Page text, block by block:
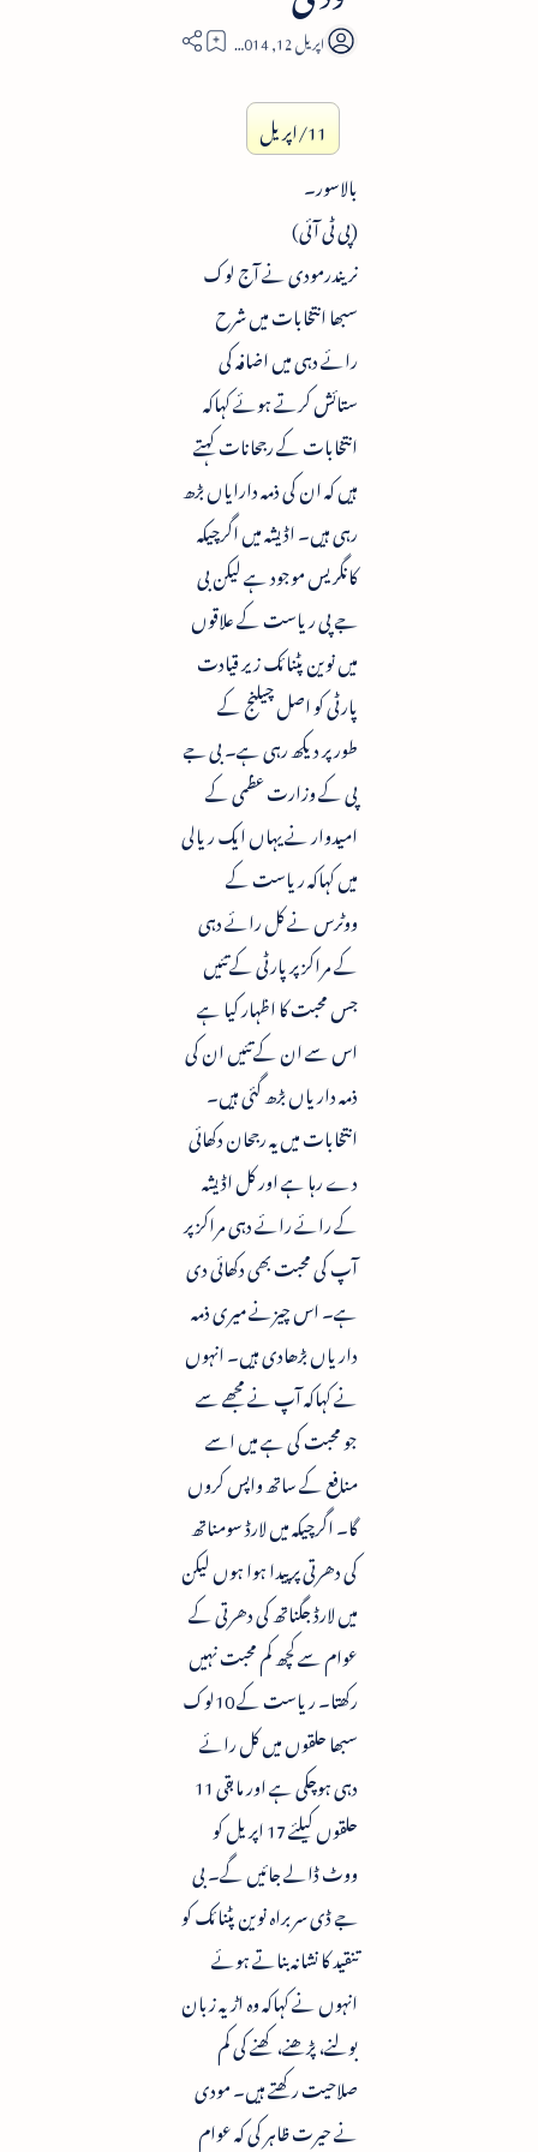
3
11/اپریل
بالاسور۔
(پی ٹی آئی)
نریندرمودی نے آج لوک
سبھا انتخابات میں شرح
رائے دہی میں اضافہ کی
ستائش کرتے ہوئے کہاکہ
انتخابات کے رجحانات کہتے
ہیں کہ ان کی ذمہ دارایاں بڑھ
رہی ہیں۔ اڈیشہ میں اگرچیکہ
کانگریس موجود ہے لیکن بی
جے پی ریاست کے علاقوں
میں نوین پٹنائک زیر قیادت
پارٹی کو اصل چیلنج کے
طورپر دیکھ رہی ہے۔ بی جے
پی کے وزارت عظمی کے
امیدوار نے یہاں ایک ریالی
میں کہاکہ ریاست کے
ووٹرس نے کل رائے دہی
کے مراکز پر پارٹی کے تئیں
جس محبت کا اظہار کیا ہے
اس سے ان کے تئیں ان کی
ذمہ داریاں بڑھ گئی ہیں۔
انتخابات میں یہ رجحان دکھائی
دے رہا ہے اور کل اڈیشہ
کے رائے رائے دہی مراکز پر
آپ کی محبت بھی دکھائی دی
ہے۔ اس چیزنے میری ذمہ
داریاں بڑھادی ہیں۔ انہوں
نے کہاکہ آپ نے مجھے سے
جو محبت کی ہے میں اسے
منافع کے ساتھ واپس کروں
گا۔ اگرچیکہ میں لارڈ سومناتھ
کی دھرتی پر پیدا ہوا ہوں لیکن
میں لارڈ جگناتھ کی دھرتی کے
عوام سے کچھ کم محبت نہیں
رکھتا۔ ریاست کے 10لوک
سبھا حلقوں میں کل رائے
دہی ہوچکی ہے اور مابقی 11
حلقوں کیلئے 17 اپریل کو
ووٹ ڈالے جائیں گے۔ بی
جے ڈی سربراہ نوین پٹنائک کو
تنقید کا نشانہ بناتے ہوئے
انہوں نے کہاکہ وہ اڑیہ زبان
بولنے، پڑھنے، کھنے کی کم
صلاحیت رکھتے ہیں۔ مودی
نے حیرت ظاہر کی کہ عوام